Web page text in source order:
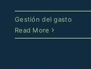
Gestión del gasto
Read More
Ventajas de